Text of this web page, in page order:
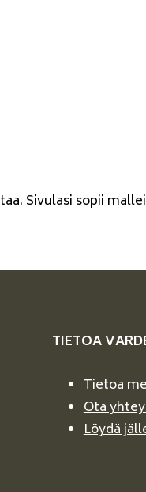
Sivulasi sopii
TIETOA
Tietoa
Ota
Löydä